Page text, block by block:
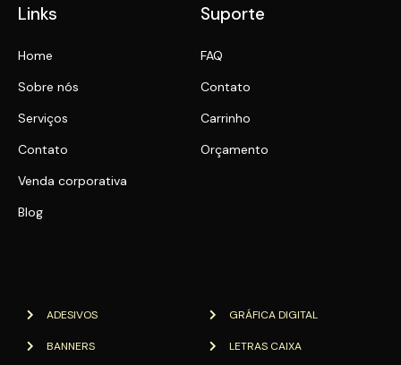
Links
Home
Sobre nós
Serviços
Contato
Venda corporativa
Blog
Suporte
FAQ
Contato
Carrinho
Orçamento
ADESIVOS
BANNERS
GRÁFICA DIGITAL
LETRAS CAIXA